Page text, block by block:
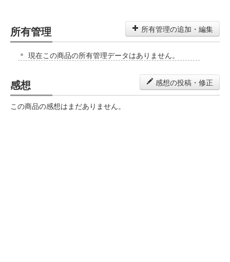
所有管理 所有管理の追加・編集
現在この商品の所有管理データはありません。
感想 感想の投稿・修正
この商品の感想はまだありません。